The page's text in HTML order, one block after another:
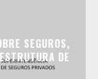
SEGUROS,
DE